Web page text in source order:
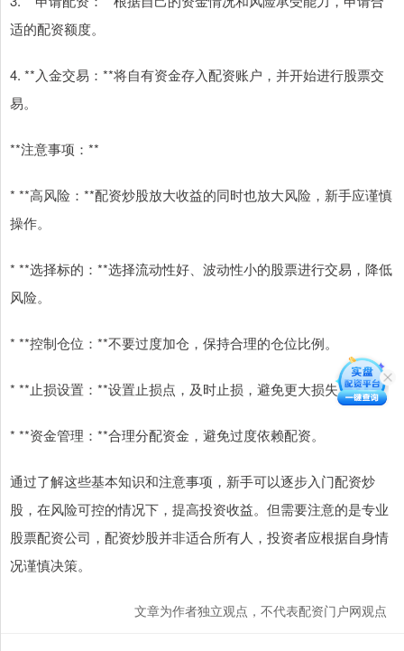
适的配资额度。
4. **入金交易：**将自有资金存入配资账户，并开始进行股票交
易。
**注意事项：**
* **高风险：**配资炒股放大收益的同时也放大风险，新手应谨慎
操作。
* **选择标的：**选择流动性好、波动性小的股票进行交易，降低
风险。
* **控制仓位：**不要过度加仓，保持合理的仓位比例。
* **止损设置：**设置止损点，及时止损，避免更大损失。
* **资金管理：**合理分配资金，避免过度依赖配资。
通过了解这些基本知识和注意事项，新手可以逐步入门配资炒
股，在风险可控的情况下，提高投资收益。但需要注意的是专业
股票配资公司，配资炒股并非适合所有人，投资者应根据自身情
况谨慎决策。
文章为作者独立观点，不代表配资门户网观点